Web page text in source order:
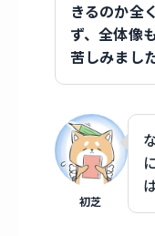
きるのか全
ず、全体像
苦しみまし
初芝